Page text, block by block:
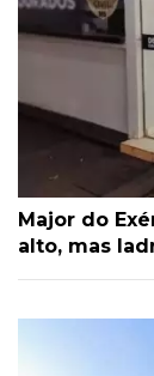
Major do
alto, mas